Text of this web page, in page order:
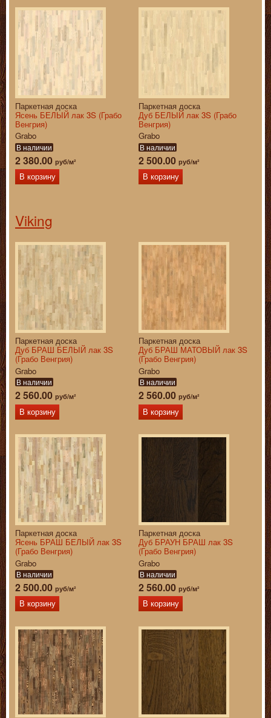
Паркетная доска
Ясень БЕЛЫЙ лак 3S (Грабо
Венгрия)
Grabo
В наличии
2 380.00 руб/м²
В корзину
Паркетная доска
Дуб БЕЛЫЙ лак 3S (Грабо
Венгрия)
Grabo
В наличии
2 500.00 руб/м²
В корзину
Viking
Паркетная доска
Дуб БРАШ БЕЛЫЙ лак 3S
(Грабо Венгрия)
Grabo
В наличии
2 560.00 руб/м²
В корзину
Паркетная доска
Дуб БРАШ МАТОВЫЙ лак 3S
(Грабо Венгрия)
Grabo
В наличии
2 560.00 руб/м²
В корзину
Паркетная доска
Ясень БРАШ БЕЛЫЙ лак 3S
(Грабо Венгрия)
Grabo
В наличии
2 500.00 руб/м²
В корзину
Паркетная доска
Дуб БРАУН БРАШ лак 3S
(Грабо Венгрия)
Grabo
В наличии
2 560.00 руб/м²
В корзину